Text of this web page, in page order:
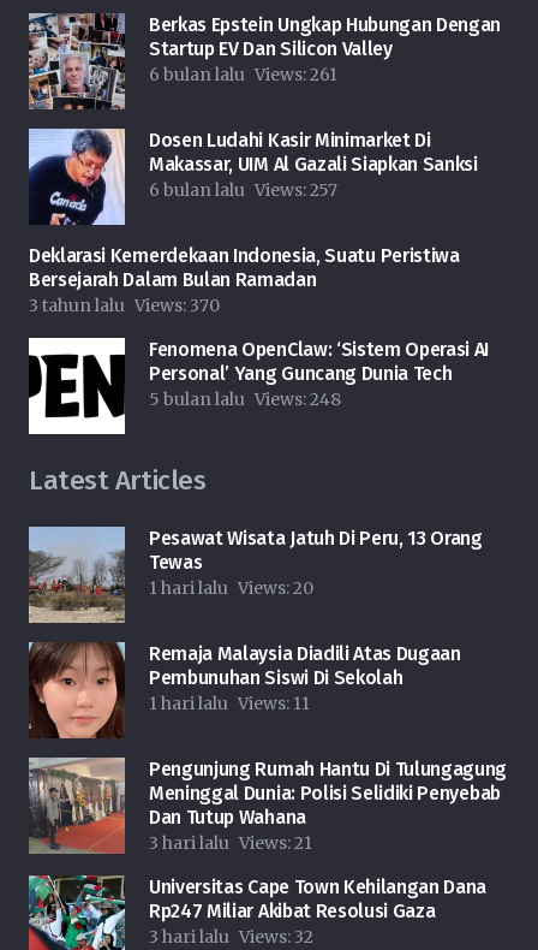
Berkas Epstein Ungkap Hubungan Dengan
Startup EV Dan Silicon Valley
6 bulan lalu Views:261
Dosen Ludahi Kasir Minimarket Di
Makassar, UIM Al Gazali Siapkan Sanksi
6 bulan lalu Views:257
Deklarasi Kemerdekaan Indonesia, Suatu Peristiwa
Bersejarah Dalam Bulan Ramadan
3 tahun lalu Views: 370
Fenomena OpenClaw: ‘Sistem Operasi AI
Personal’ Yang Guncang Dunia Tech
5 bulan lalu Views:248
Latest Articles
Pesawat Wisata Jatuh Di Peru, 13 Orang
Tewas
1 hari lalu Views:20
Remaja Malaysia Diadili Atas Dugaan
Pembunuhan Siswi Di Sekolah
1 hari lalu Views: 11
Pengunjung Rumah Hantu Di Tulungagung
Meninggal Dunia: Polisi Selidiki Penyebab
Dan Tutup Wahana
3 hari lalu Views:21
Universitas Cape Town Kehilangan Dana
Rp247 Miliar Akibat Resolusi Gaza
3 hari lalu Views: 32